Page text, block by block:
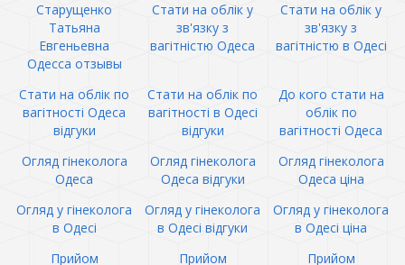
Старущенко
Татьяна
Евгеньевна
Одесса отзывы
Стати на облік у
зв'язку з
вагітністю Одеса
Стати на облік у
зв'язку з
вагітністю в Одесі
Стати на облік по
вагітності Одеса
відгуки
Стати на облік по
вагітності в Одесі
відгуки
До кого стати на
облік по
вагітності Одеса
Огляд гінеколога
Одеса
Огляд гінеколога
Одеса відгуки
Огляд гінеколога
Одеса ціна
Огляд у гінеколога
в Одесі
Огляд у гінеколога
в Одесі відгуки
Огляд у гінеколога
в Одесі ціна
Прийом
Прийом Прийом